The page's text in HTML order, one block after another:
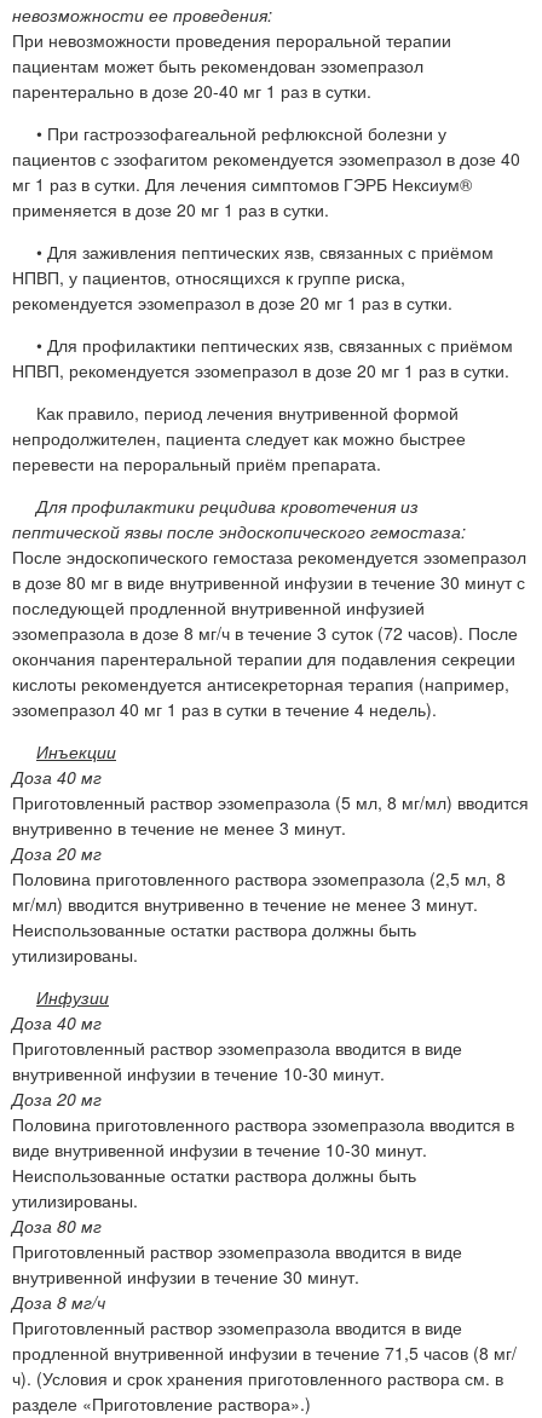
невозможности ее проведения:
При невозможности проведения пероральной терапии
пациентам может быть рекомендован эзомепразол
парентерально в дозе 20-40 мг 1 раз в сутки.
• При гастроэзофагеальной рефлюксной болезни у
пациентов с эзофагитом рекомендуется эзомепразол в дозе 40
мг 1 раз в сутки. Для лечения симптомов ГЭРБ Нексиум®
применяется в дозе 20 мг 1 раз в сутки.
• Для заживления пептических язв, связанных с приёмом
НПВП, у пациентов, относящихся к группе риска,
рекомендуется эзомепразол в дозе 20 мг 1 раз в сутки.
• Для профилактики пептических язв, связанных с приёмом
НПВП, рекомендуется эзомепразол в дозе 20 мг 1 раз в сутки.
Как правило, период лечения внутривенной формой
непродолжителен, пациента следует как можно быстрее
перевести на пероральный приём препарата.
Для профилактики рецидива кровотечения из
пептической язвы после эндоскопического гемостаза:
После эндоскопического гемостаза рекомендуется эзомепразол
в дозе 80 мг в виде внутривенной инфузии в течение 30 минут с
последующей продленной внутривенной инфузией
эзомепразола в дозе 8 мг/ч в течение 3 суток (72 часов). После
окончания парентеральной терапии для подавления секреции
кислоты рекомендуется антисекреторная терапия (например,
эзомепразол 40 мг 1 раз в сутки в течение 4 недель).
Инъекции
Доза 40 мг
Приготовленный раствор эзомепразола (5 мл, 8 мг/мл) вводится
внутривенно в течение не менее 3 минут.
Доза 20 мг
Половина приготовленного раствора эзомепразола (2,5 мл, 8
мг/мл) вводится внутривенно в течение не менее 3 минут.
Неиспользованные остатки раствора должны быть
утилизированы.
Инфузии
Доза 40 мг
Приготовленный раствор эзомепразола вводится в виде
внутривенной инфузии в течение 10-30 минут.
Доза 20 мг
Половина приготовленного раствора эзомепразола вводится в
виде внутривенной инфузии в течение 10-30 минут.
Неиспользованные остатки раствора должны быть
утилизированы.
Доза 80 мг
Приготовленный раствор эзомепразола вводится в виде
внутривенной инфузии в течение 30 минут.
Доза 8 мг/ч
Приготовленный раствор эзомепразола вводится в виде
продленной внутривенной инфузии в течение 71,5 часов (8 мг/
ч). (Условия и срок хранения приготовленного раствора см. в
разделе «Приготовление раствора».)